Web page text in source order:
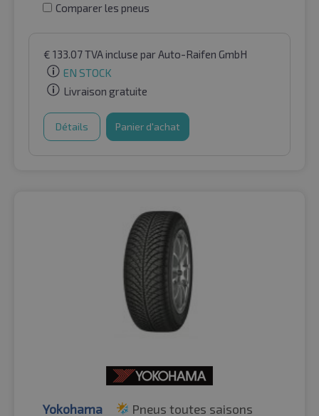
Comparer les pneus
€ 133.07TVA incluse par Auto-Raifen GmbH
EN STOCK
Livraison gratuite
Détails Panier d'achat
Yokohama Pneus toutes saisons